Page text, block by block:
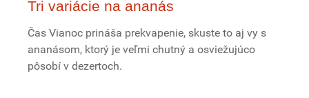
Tri variácie na ananás
Čas Vianoc prináša prekvapenie, skuste to aj vy s
ananásom, ktorý je veľmi chutný a osviežujúco
pôsobí v dezertoch.